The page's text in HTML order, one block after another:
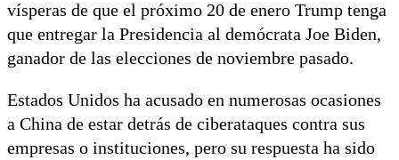
vísperas de que el próximo 20 de enero Trump tenga
que entregar la Presidencia al demócrata Joe Biden,
ganador de las elecciones de noviembre pasado.
Estados Unidos ha acusado en numerosas ocasiones
a China de estar detrás de ciberataques contra sus
empresas o instituciones, pero su respuesta ha sido